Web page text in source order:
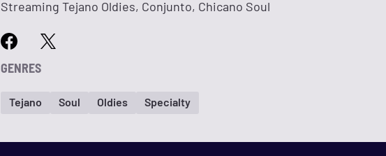
Streaming Tejano Oldies, Conjunto, Chicano Soul
GENRES
Tejano Soul Oldies Specialty